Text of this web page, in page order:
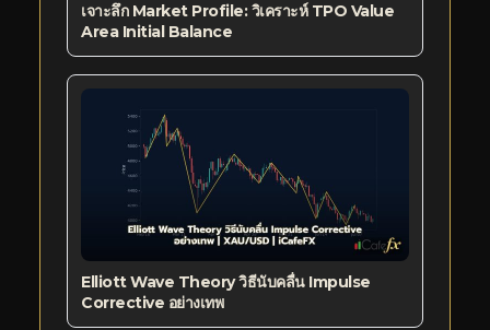
เจาะลึก Market Profile: วิเคราะห์ TPO Value
Area Initial Balance
Elliott Wave Theory วิธีนับคลื่น Impulse
Corrective อย่างเทพ